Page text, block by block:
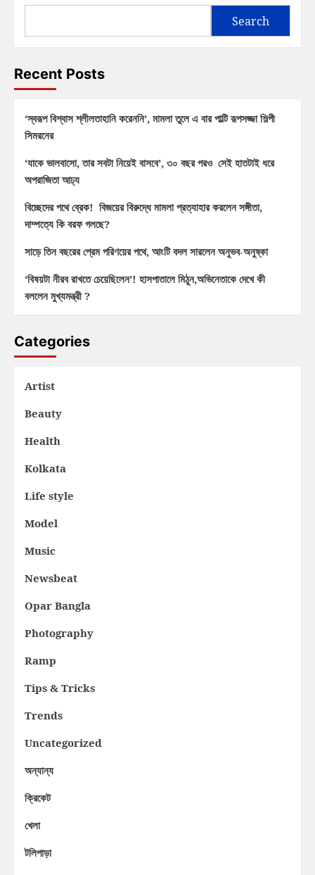
Search
Recent Posts
‘স্বরূপ বিশ্বাস শ্লীলতাহানি করেননি’, মামলা তুলে এ বার পাল্টি রূপসজ্জা শিল্পী
সিমরনের
‘যাকে ভালবাসো, তার সবটা নিয়েই বাসবে’, ৩০ বছর পরও সেই হাতটাই ধরে
অপরাজিতা আঢ্য
বিচ্ছেদের পথে ব্রেক! বিজয়ের বিরুদ্ধে মামলা প্রত্যাহার করলেন সঙ্গীতা,
দাম্পত্যে কি বরফ গলছে?
সাড়ে তিন বছরের প্রেম পরিণয়ের পথে, আংটি বদল সারলেন অনুভব-অনুষ্কা
‘বিষয়টা নীরব রাখতে চেয়েছিলেন’! হাসপাতালে মিঠুন,অভিনেতাকে দেখে কী
বললেন মুখ্যমন্ত্রী ?
Categories
Artist
Beauty
Health
Kolkata
Life style
Model
Music
Newsbeat
Opar Bangla
Photography
Ramp
Tips & Tricks
Trends
Uncategorized
অন্যান্য
ক্রিকেট
খেলা
টলিপাড়া